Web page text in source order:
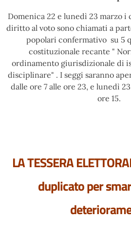
Domenica 22 e lunedì 23 marzo
diritto al voto sono chiamati a
popolari confermativo su 5
costituzionale recante "
ordinamento giurisdizionale di
disciplinare" . I seggi saranno
dalle ore 7 alle ore 23, e lunedì
ore 15.
LA TESSERA
duplicato per